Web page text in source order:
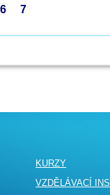
6 7
KURZY
VZDĚLÁVACÍ